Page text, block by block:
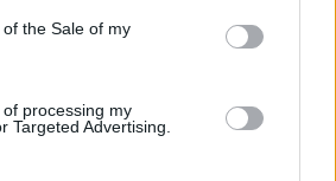
the Sale of my
processing my
Targeted Advertising.
dell’indipendentismo in
a pieno titolo nel più ampio
che precedette
e la formazione del Regno